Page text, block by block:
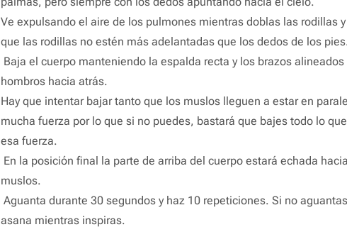
Ve expulsando el aire de los pulmones mientras doblas las rodillas
que las rodillas no estén más adelantadas que los dedos de los
Baja el cuerpo manteniendo la espalda recta y los brazos
hombros hacia atrás.
Hay que intentar bajar tanto que los muslos lleguen a estar en
mucha fuerza por lo que si no puedes, bastará que bajes todo lo
esa fuerza.
En la posición final la parte de arriba del cuerpo estará echada
muslos.
Aguanta durante 30 segundos y haz 10 repeticiones. Si no
asana mientras inspiras.